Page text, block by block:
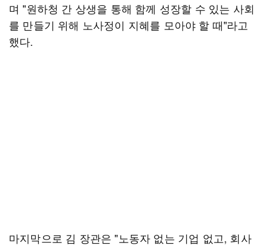
며 "원하청 간 상생을 통해 함께 성장할 수 있는 사회
를 만들기 위해 노사정이 지혜를 모아야 할 때"라고
했다.
마지막으로 김 장관은 "노동자 없는 기업 없고, 회사